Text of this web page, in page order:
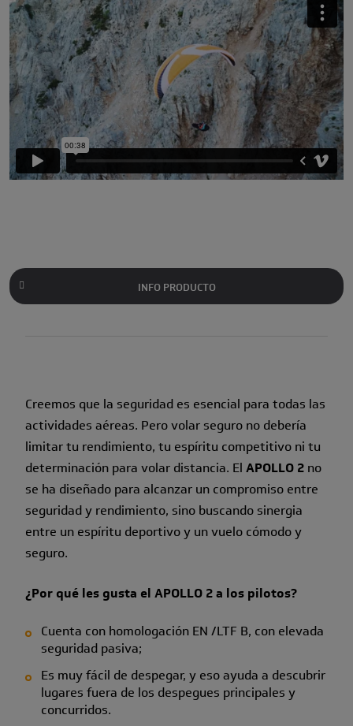
INFO PRODUCTO
Creemos que la seguridad es esencial para todas las
actividades aéreas. Pero volar seguro no debería
limitar tu rendimiento, tu espíritu competitivo ni tu
determinación para volar distancia. El APOLLO 2 no
se ha diseñado para alcanzar un compromiso entre
seguridad y rendimiento, sino buscando sinergia
entre un espíritu deportivo y un vuelo cómodo y
seguro.
¿Por qué les gusta el APOLLO 2 a los pilotos?
Cuenta con homologación EN /LTF B, con elevada
seguridad pasiva;
Es muy fácil de despegar, y eso ayuda a descubrir
lugares fuera de los despegues principales y
concurridos.